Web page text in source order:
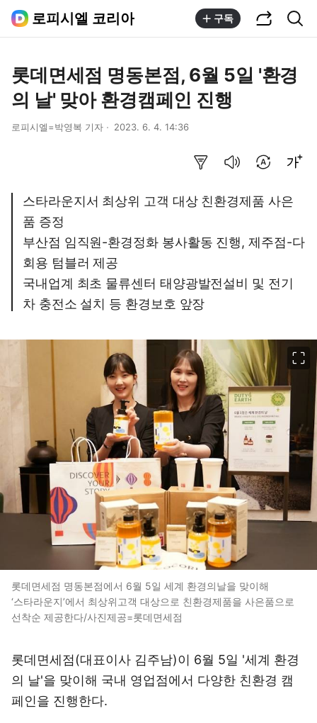
로피시엘 코리아 구독
롯데면세점 명동본점, 6월 5일 '환경
의 날' 맞아 환경캠페인 진행
로피시엘=박영복 기자 2023. 6. 4. 14:36
스타라운지서 최상위 고객 대상 친환경제품 사은
품 증정
부산점 임직원-환경정화 봉사활동 진행, 제주점-다
회용 텀블러 제공
국내업계 최초 물류센터 태양광발전설비 및 전기
차 충전소 설치 등 환경보호 앞장
롯데면세점 명동본점에서 6월 5일 세계 환경의날을 맞이해
‘스타라운지’에서 최상위고객 대상으로 친환경제품을 사은품으로
선착순 제공한다/사진제공=롯데면세점
롯데면세점(대표이사 김주남)이 6월 5일 '세계 환경
의 날'을 맞이해 국내 영업점에서 다양한 친환경 캠
페인을 진행한다.